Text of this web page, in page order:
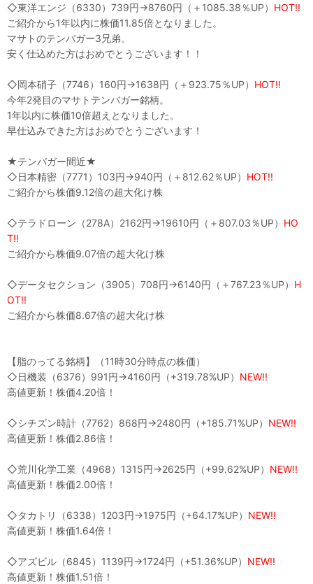
◇東洋エンジ（6330）739円→8760円（＋1085.38％UP） HOT!!
ご紹介から1年以内に株価11.85倍となりました。
マサトのテンバガー3兄弟。
安く仕込めた方はおめでとうございます！！
◇岡本硝子（7746）160円→1638円（＋923.75％UP） HOT!!
今年2発目のマサトテンバガー銘柄。
1年以内に株価10倍超えとなりました。
早仕込みできた方はおめでとうございます！
★テンバガー間近★
◇日本精密（7771）103円→940円（＋812.62％UP） HOT!!
ご紹介から株価9.12倍の超大化け株
◇テラドローン（278A）2162円→19610円（＋807.03％UP） HO
T!!
ご紹介から株価9.07倍の超大化け株
◇データセクション（3905）708円→6140円（＋767.23％UP） H
OT!!
ご紹介から株価8.67倍の超大化け株
【脂のってる銘柄】（11時30分時点の株価）
◇日機装（6376）991円→4160円（+319.78%UP） NEW!!
高値更新！株価4.20倍！
◇シチズン時計（7762）868円→2480円（+185.71%UP） NEW!!
高値更新！株価2.86倍！
◇荒川化学工業（4968）1315円→2625円（+99.62%UP） NEW!!
高値更新！株価2.00倍！
◇タカトリ（6338）1203円→1975円（+64.17%UP） NEW!!
高値更新！株価1.64倍！
◇アズビル（6845）1139円→1724円（+51.36%UP） NEW!!
高値更新！株価1.51倍！